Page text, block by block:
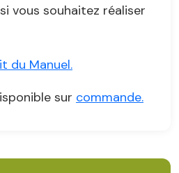
vous souhaitez réaliser
du Manuel.
sur commande.